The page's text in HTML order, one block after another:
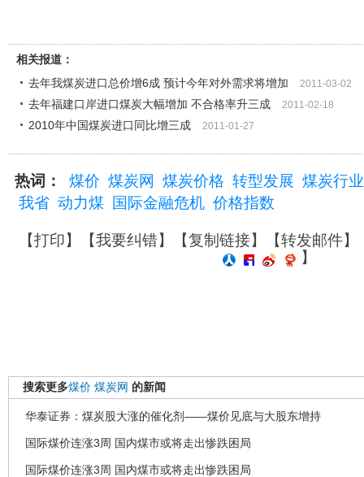
相关报道：
去年我煤炭进口总价增6成 预计今年对外需求将增加
2011-03-02
去年福建口岸进口煤炭大幅增加 不合格率升三成 2011-02-18
2010年中国煤炭进口同比增三成 2011-01-27
热词： 煤价 煤炭网 煤炭价格 转型发展 煤炭行业
我省 动力煤 国际金融危机 价格指数
【打印】【我要纠错】【复制链接】【转发邮件】
】
搜索更多煤价 煤炭网 的新闻
华泰证券：煤炭股大涨的催化剂——煤价见底与大股东增持
国际煤价连涨3周 国内煤市或将走出惨跌困局
国际煤价连涨3周 国内煤市或将走出惨跌困局